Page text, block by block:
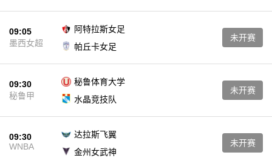
09:05
墨西女超
阿特拉斯女足
帕丘卡女足
未开赛
09:30
秘鲁甲
秘鲁体育大学
水晶竞技队
未开赛
09:30
WNBA
达拉斯飞翼
金州女武神
未开赛